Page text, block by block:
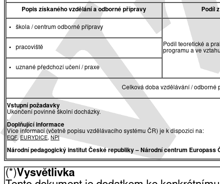
Popis získaného vzdělání a odborné přípravy Podíl
škola / centrum odborné přípravy
Podíl teoretické a
programu a ve
pracoviště
uznané předchozí učení / praxe
Celková doba vzdělávání /
Vstupní požadavky
Ukončení povinné školní docházky.
,
Doplňující informace
Více informací (včetně popisu vzdělávacího systému ČR) je k dispozici na:
EQF,EURYDICE, NPI
Národní pedagogický institut České republiky– Národní centrum Europass
(*)Vysvětlivka